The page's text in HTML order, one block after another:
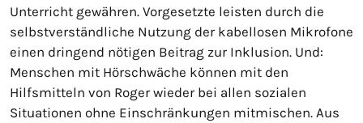
Unterricht gewähren. Vorgesetzte leisten durch die
selbstverständliche Nutzung der kabellosen Mikrofone
einen dringend nötigen Beitrag zur Inklusion. Und:
Menschen mit Hörschwäche können mit den
Hilfsmitteln von Roger wieder bei allen sozialen
Situationen ohne Einschränkungen mitmischen. Aus